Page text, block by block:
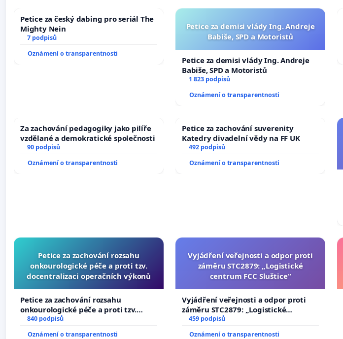
Petice za český dabing pro seriál The
Mighty Nein
7 podpisů
Oznámení o transparentnosti
Petice za demisi vlády Ing. Andreje
Babiše, SPD a Motoristů
Petice za demisi vlády Ing. Andreje
Babiše, SPD a Motoristů
1 823 podpisů
Oznámení o transparentnosti
Za zachování pedagogiky jako pilíře
vzdělané a demokratické společnosti
90 podpisů
Oznámení o transparentnosti
Petice za zachování suverenity
Katedry divadelní vědy na FF UK
492 podpisů
Oznámení o transparentnosti
Petice za zachování rozsahu
onkourologické péče a proti tzv.
docentralizaci operačních výkonů
Petice za zachování rozsahu
onkourologické péče a proti tzv.
docentralizaci operačních výkonů
840 podpisů
Oznámení o transparentnosti
Vyjádření veřejnosti a odpor proti
záměru STC2879: „Logistické
centrum FCC Sluštice“
Vyjádření veřejnosti a odpor proti
záměru STC2879: „Logistické
centrum FCC Sluštice“
459 podpisů
Oznámení o transparentnosti